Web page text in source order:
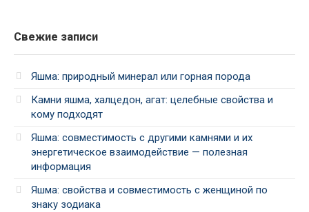
Свежие записи
Яшма: природный минерал или горная порода
Камни яшма, халцедон, агат: целебные свойства и
кому подходят
Яшма: совместимость с другими камнями и их
энергетическое взаимодействие — полезная
информация
Яшма: свойства и совместимость с женщиной по
знаку зодиака